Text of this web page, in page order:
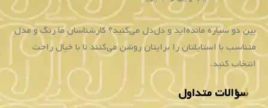
بینِ دو سیاره مانده‌اید و دل‌دل می‌کنید؟ کارشناسانِ ما رنگ و مدلِ
متناسب با استایلتان را برایتان روشن می‌کنند تا با خیالِ راحت
انتخاب کنید.
سؤالات متداول